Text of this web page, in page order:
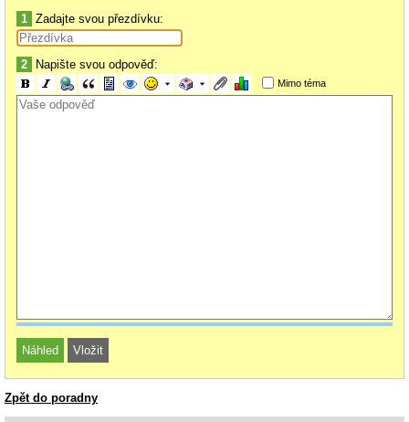
1 Zadajte svou přezdívku:
2 Napište svou odpověď:
Mimo téma
Zpět do poradny